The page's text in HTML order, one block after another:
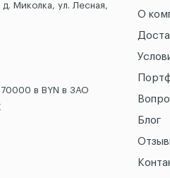
Миколка, ул. Лесная,
в BYN в ЗАО
О
Блог